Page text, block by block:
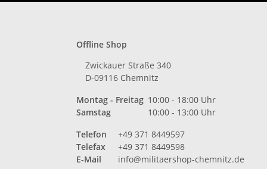
Offline Shop
Zwickauer Straße 340
D-09116 Chemnitz
Montag - Freitag 10:00 - 18:00 Uhr
Samstag
10:00 - 13:00 Uhr
Telefon
+49 371 8449597
Telefax
+49 371 8449598
E-Mail
info@militaershop-chemnitz.de